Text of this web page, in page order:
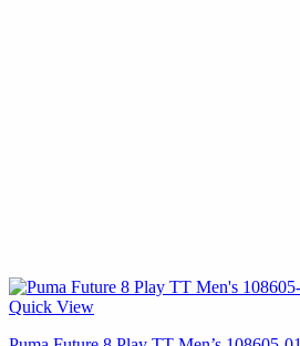
Quick View